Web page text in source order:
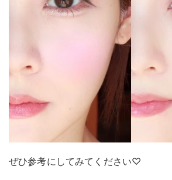
ぜひ参考にしてみてください♡